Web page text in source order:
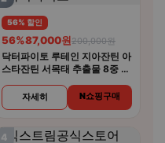
56% 할인
56%87,000원200,000원
닥터파이토 루테인 지아잔틴 아
스타잔틴 서목태 추출물 8중 복
자세히 N쇼핑구매
4